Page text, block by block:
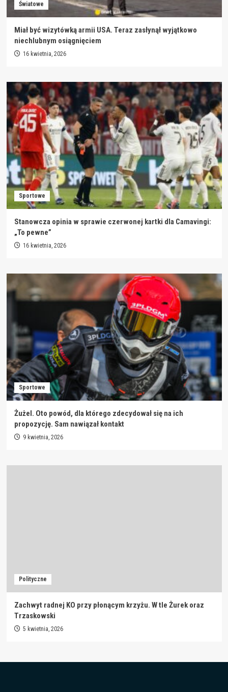
Światowe
Miał być wizytówką armii USA. Teraz zasłynął wyjątkowo
niechlubnym osiągnięciem
16 kwietnia, 2026
Sportowe
Stanowcza opinia w sprawie czerwonej kartki dla Camavingi:
„To pewne”
16 kwietnia, 2026
Sportowe
Żużel. Oto powód, dla którego zdecydował się na ich
propozycję. Sam nawiązał kontakt
9 kwietnia, 2026
Polityczne
Zachwyt radnej KO przy płonącym krzyżu. W tle Żurek oraz
Trzaskowski
5 kwietnia, 2026